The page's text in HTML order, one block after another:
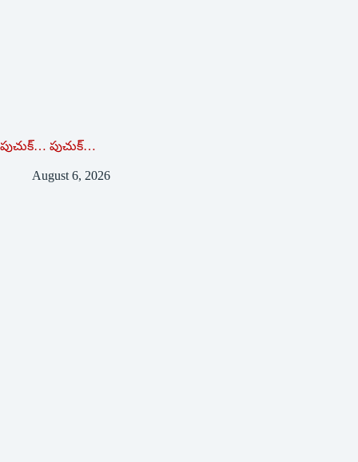
పుచుక్… పుచుక్…
August 6, 2026